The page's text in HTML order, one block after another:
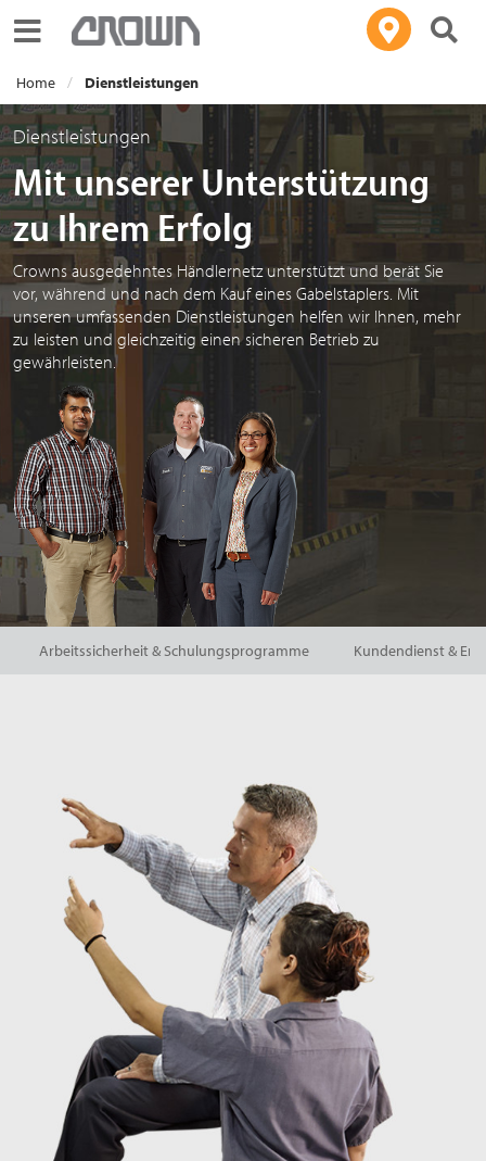
Toggle navigation
Home Dienstleistungen
Dienstleistungen
Mit unserer Unterstützung
zu Ihrem Erfolg
Crowns ausgedehntes Händlernetz unterstützt und berät Sie
vor, während und nach dem Kauf eines Gabelstaplers. Mit
unseren umfassenden Dienstleistungen helfen wir Ihnen, mehr
zu leisten und gleichzeitig einen sicheren Betrieb zu
gewährleisten.
Arbeitssicherheit & Schulungsprogramme Kundendienst &